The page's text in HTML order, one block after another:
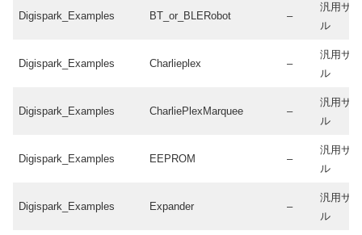
Digispark_Examples BT_or_BLERobot –
汎用サ
ル
Digispark_Examples Charlieplex –
汎用サ
ル
Digispark_Examples CharliePlexMarquee –
汎用サ
ル
Digispark_Examples EEPROM –
汎用サ
ル
Digispark_Examples Expander –
汎用サ
ル